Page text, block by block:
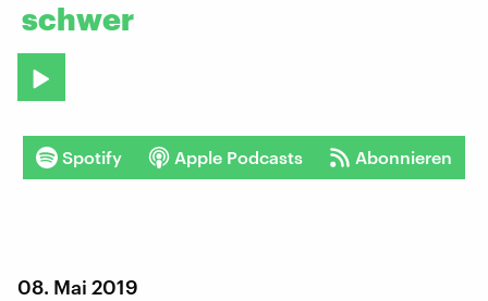
schwer
Spotify Apple Podcasts Abonnieren
08. Mai 2019